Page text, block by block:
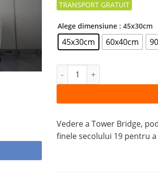
Alege dimensiune : 45x30cm
45x30cm 60x40cm
Cantitate Tablou PODUL
Vedere a Tower Bridge,
finele secolului 19 pentru